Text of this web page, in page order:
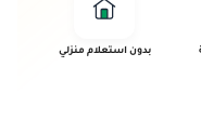
بدون استعلام منزلي